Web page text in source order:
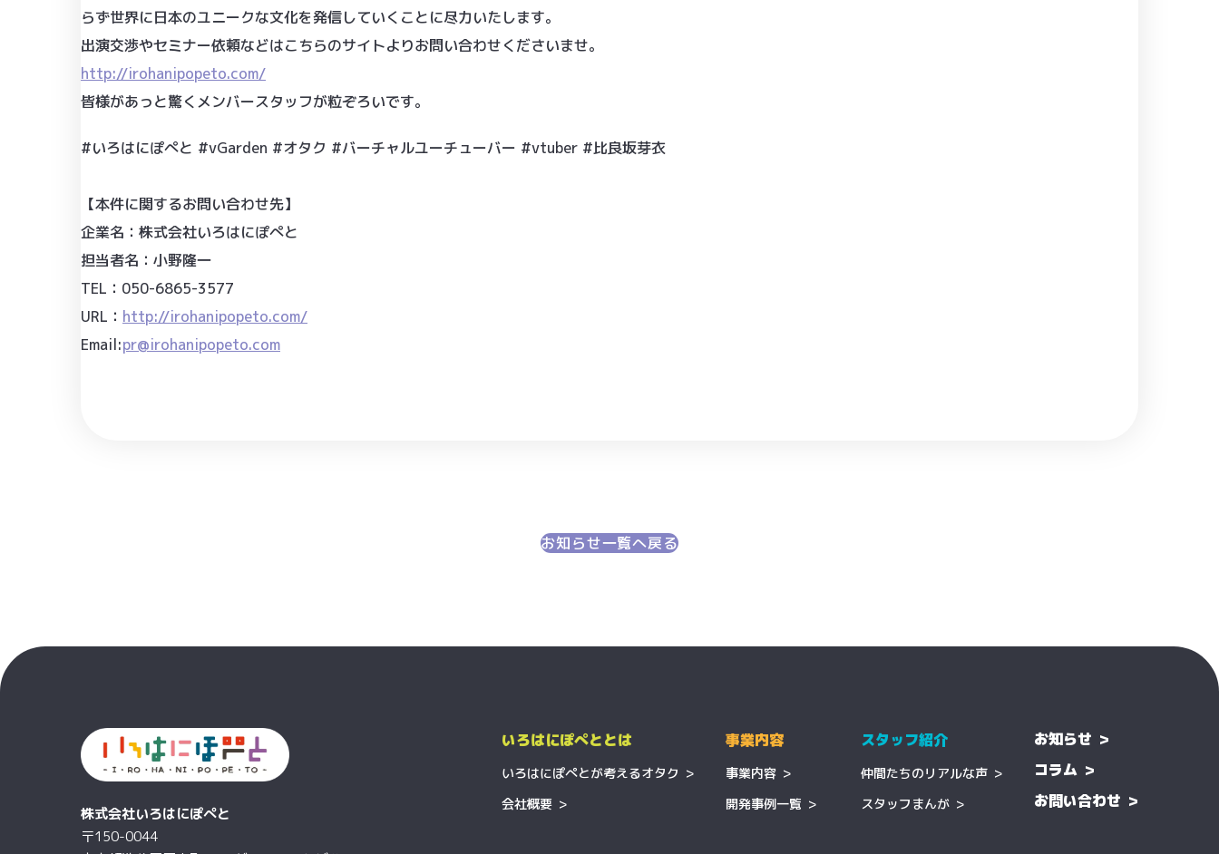
らず世界に日本のユニークな文化を発信していくことに尽力いたします。
出演交渉やセミナー依頼などはこちらのサイトよりお問い合わせくださいませ。
http://irohanipopeto.com/
皆様があっと驚くメンバースタッフが粒ぞろいです。
#いろはにぽぺと #vGarden #オタク #バーチャルユーチューバー #vtuber #比良坂芽衣
【本件に関するお問い合わせ先】
企業名：株式会社いろはにぽぺと
担当者名：小野隆一
TEL：050-6865-3577
URL： http://irohanipopeto.com/
Email:pr@irohanipopeto.com
お知らせ一覧へ戻る
株式会社いろはにぽぺと
〒150-0044
いろはにぽぺととは
いろはにぽぺとが考えるオタク
会社概要
事業内容
事業内容
開発事例一覧
スタッフ紹介
仲間たちのリアルな声
スタッフまんが
お知らせ
コラム
お問い合わせ